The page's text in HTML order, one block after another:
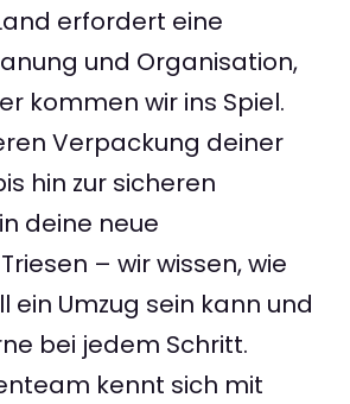
erfordert eine
und Organisation,
kommen wir ins Spiel.
Verpackung deiner
hin zur sicheren
deine neue
– wir wissen, wie
ein Umzug sein kann und
bei jedem Schritt.
kennt sich mit